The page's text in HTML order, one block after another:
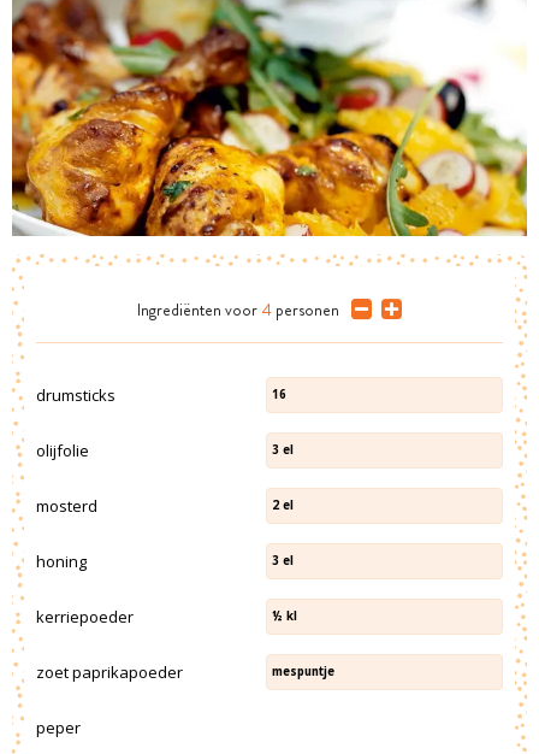
Ingrediënten voor 4 personen
drumsticks 16
olijfolie 3 el
mosterd 2 el
honing 3 el
kerriepoeder ½ kl
zoet paprikapoeder mespuntje
peper